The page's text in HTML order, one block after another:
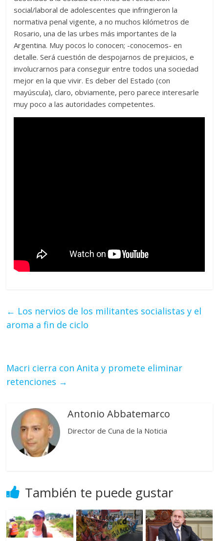
social/laboral de adolescentes que infringieron la
normativa penal vigente, a no muchos kilómetros de
Rosario, una de las urbes más importantes de la
Argentina. Muy pocos lo conocen; -conocemos- en
detalle. Será cuestión de despojarnos de prejuicios, e
involucrarnos para conseguir entre todos una sociedad
mejor en la que vivir. Es deber del Estado (con
mayúscula), claro, obviamente, pero parece interesarle
muy poco a las autoridades competentes.
← Los nervios de los militantes socialistas y el
aroma a fin de ciclo
Macri cierra con Anita y promete eliminar
retenciones →
Antonio Abbatemarco
Director de Cuna de la Noticia
También te puede gustar